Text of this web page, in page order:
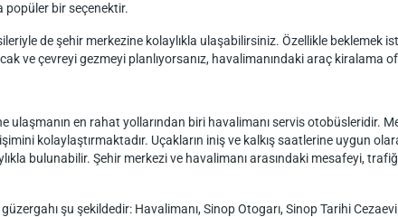
popüler bir seçenektir.
de şehir merkezine kolaylıkla ulaşabilirsiniz. Özellikle beklemek
ve çevreyi gezmeyi planlıyorsanız, havalimanındaki araç
ulaşmanın en rahat yollarından biri havalimanı servis otobüsleridir.
kolaylaştırmaktadır. Uçakların iniş ve kalkış saatlerine uygun
bulunabilir. Şehir merkezi ve havalimanı arasındaki mesafeyi,
şu şekildedir: Havalimanı, Sinop Otogarı, Sinop Tarihi